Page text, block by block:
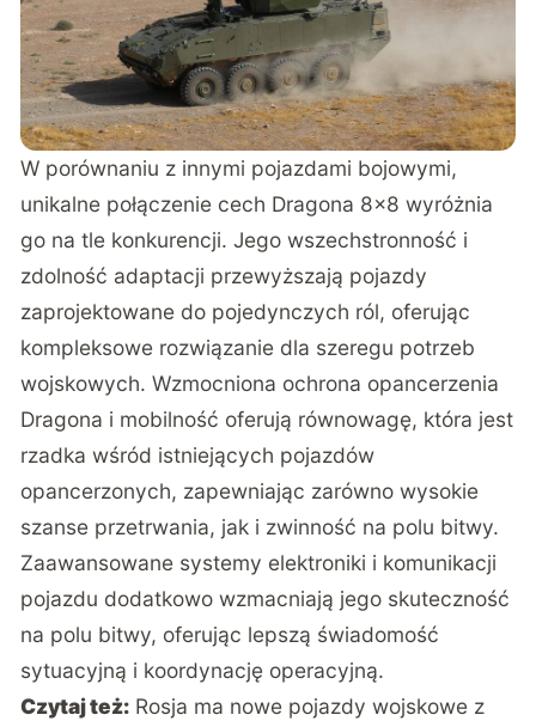
W porównaniu z innymi pojazdami bojowymi,
unikalne połączenie cech Dragona 8×8 wyróżnia
go na tle konkurencji. Jego wszechstronność i
zdolność adaptacji przewyższają pojazdy
zaprojektowane do pojedynczych ról, oferując
kompleksowe rozwiązanie dla szeregu potrzeb
wojskowych. Wzmocniona ochrona opancerzenia
Dragona i mobilność oferują równowagę, która jest
rzadka wśród istniejących pojazdów
opancerzonych, zapewniając zarówno wysokie
szanse przetrwania, jak i zwinność na polu bitwy.
Zaawansowane systemy elektroniki i komunikacji
pojazdu dodatkowo wzmacniają jego skuteczność
na polu bitwy, oferując lepszą świadomość
sytuacyjną i koordynację operacyjną.
Czytaj też: Rosja ma nowe pojazdy wojskowe z